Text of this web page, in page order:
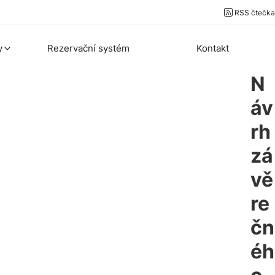
RSS čtečka
Rezervační systém Kontakt
N
áv
rh
zá
vě
re
čn
éh